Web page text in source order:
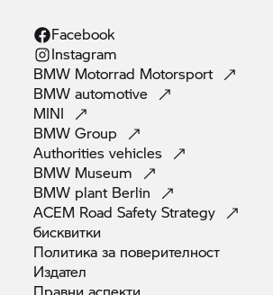
Facebook
Instagram
BMW Motorrad Motorsport
BMWautomotive
MINI
BMWGroup
Authoritiesvehicles
BMW Museum
BMW plant Berlin
ACEM Road SafetyStrategy
бисквитки
Политика за поверителност
Издател